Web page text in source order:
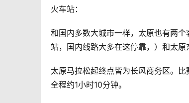
火车站：
和国内多数大城市一样，太原也有两
站，国内线路大多在这停靠，）和太原
太原马拉松起终点皆为长风商务区。
全程约1小时10分钟。